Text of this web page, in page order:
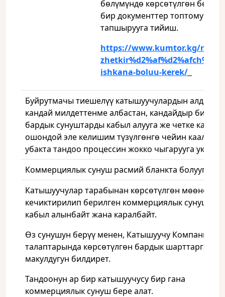
бөлүмүндө көрсөтүлгөн
бир документтер топтомун
тапшырууга тийиш.
https://www.kumtor.kg/ru/
ishkana-boluu-kerek/
Буйрутмачы тиешелүү катышуучулардын алдында
кандай милдеттенме албастан, кандайдыр бир же
бардык сунуштарды кабыл алууга же четке
ошондой эле келишим түзүлгөнгө чейин каалаган
убакта тандоо процессин жокко чыгарууга
Коммерциялык сунуш расмий бланкта болууга
Катышуучулар тарабынан көрсөтүлгөн
кечиктирилип берилген коммерциялык сунуштар
кабыл алынбайт жана каралбайт.
Өз сунушун берүү менен, Катышуучу
талаптарында көрсөтүлгөн бардык шарттарга
макулдугун билдирет.
Тандоонун ар бир катышуучусу бир гана
коммерциялык сунуш бере алат.